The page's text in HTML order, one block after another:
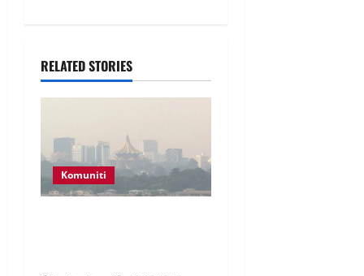
RELATED STORIES
Komuniti